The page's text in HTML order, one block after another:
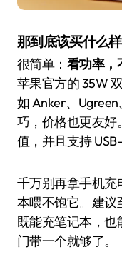
那到底该买什么
很简单： 看功率，
苹果官方的 35W
如 Anker、Ugreen
巧，价格也更友好
值，并且支持
千万别再拿手机
本喂不饱它。建议
既能充笔记本，也
门带一个就够了。